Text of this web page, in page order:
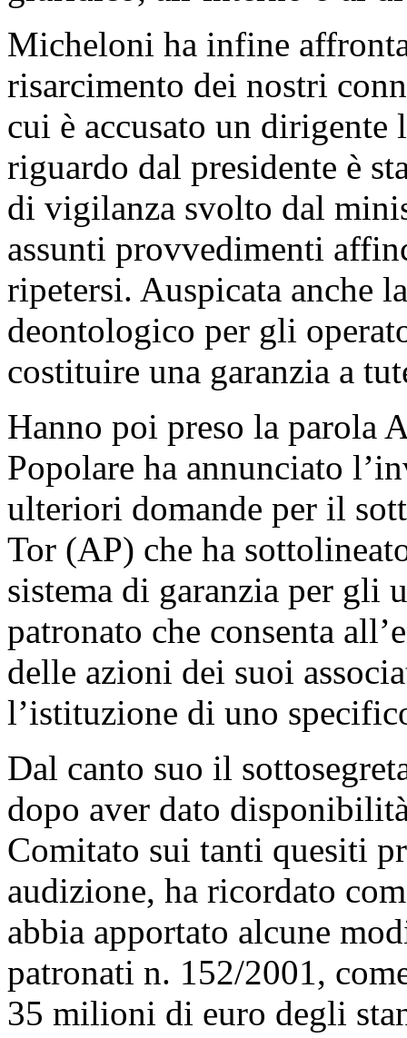
Micheloni ha infine
risarcimento dei nostri
cui è accusato un
riguardo dal presidente è
di vigilanza svolto dal
assunti provvedimenti
ripetersi. Auspicata anche
deontologico per gli
costituire una garanzia a
Hanno poi preso la parola
Popolare ha annunciato
ulteriori domande per il
Tor (AP) che ha
sistema di garanzia per gli
patronato che consenta
delle azioni dei suoi
l’istituzione di uno
Dal canto suo il
dopo aver dato
Comitato sui tanti quesiti
audizione, ha ricordato
abbia apportato alcune
patronati n. 152/2001,
35 milioni di euro degli